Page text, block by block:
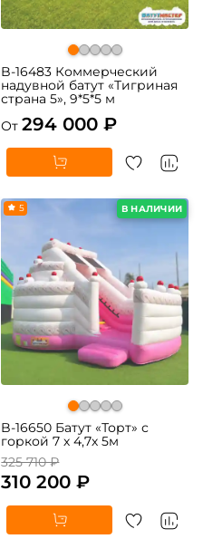
B-16483 Коммерческий
надувной батут «Тигриная
страна 5», 9*5*5 м
От 294 000 ₽
В НАЛИЧИИ
5
B-16650 Батут «Торт» с
горкой 7 х 4,7х 5м
325 710 ₽
310 200 ₽